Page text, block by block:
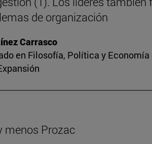
de organización
Carrasco
en Filosofía, Política y Economía
menos Prozac